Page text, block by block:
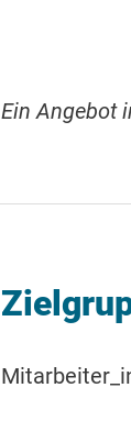
Ein Angebot